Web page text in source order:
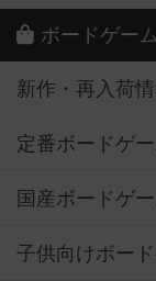
ボードゲー
新作・再入荷
定番ボードゲ
国産ボードゲ
子供向けボー